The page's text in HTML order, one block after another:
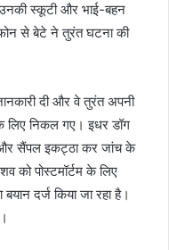
स्कूटी और भाई-बहन
फोन से बेटे ने तुरंत घटना की
दी और वे तुरंत अपनी
लिए निकल गए। इधर डॉग
सैंपल इकट्ठा कर जांच के
को पोस्टमॉर्टम के लिए
दर्ज किया जा रहा है।